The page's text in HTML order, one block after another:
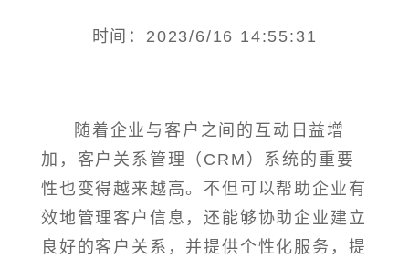
时间：2023/6/16 14:55:31
随着企业与客户之间的互动日益增
加，客户关系管理（CRM）系统的重要
性也变得越来越高。不但可以帮助企业有
效地管理客户信息，还能够协助企业建立
良好的客户关系，并提供个性化服务，提